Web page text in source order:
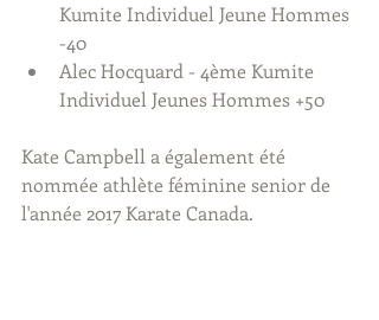
Kumite Individuel Jeune Hommes
-40
Alec Hocquard - 4ème Kumite
Individuel Jeunes Hommes +50
Kate Campbell a également été
nommée athlète féminine senior de
l'année 2017 Karate Canada.